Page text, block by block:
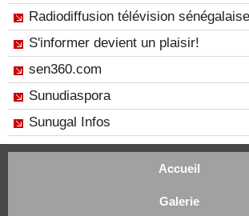
Radiodiffusion télévision sénégalaise
S'informer devient un plaisir!
sen360.com
Sunudiaspora
Sunugal Infos
Accueil
Galerie